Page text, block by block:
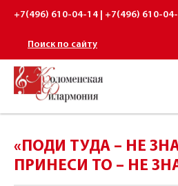
+7(496) 610-04-14 | +7(496) 610-04-
Поиск по сайту
«ПОДИ ТУДА – НЕ
ПРИНЕСИ ТО – НЕ